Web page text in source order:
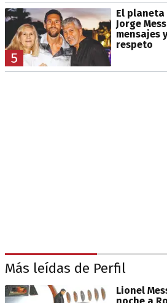
5
El
Jorge
mensajes
respeto
Más leídas de Perfil
Lionel